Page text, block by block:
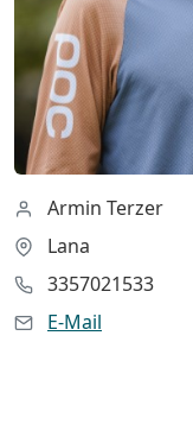
Armin Terzer
Lana
3357021533
E-Mail